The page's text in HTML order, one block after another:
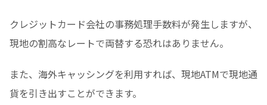
クレジットカード会社の事務処理手数料が発生しますが、
現地の割高なレートで両替する恐れはありません。
また、 海外キャッシングを利用すれば、現地ATMで現地通
貨を引き出すことができます。